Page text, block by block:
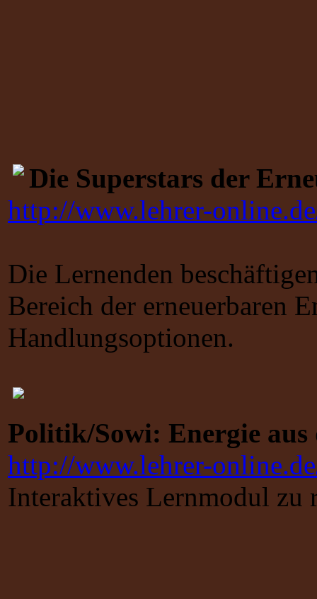
Die Superstars der
http://www.lehrer-
Die Lernenden
Bereich der erneuerbaren
Politik/Sowi: Energie
http://www.lehrer-
Interaktives